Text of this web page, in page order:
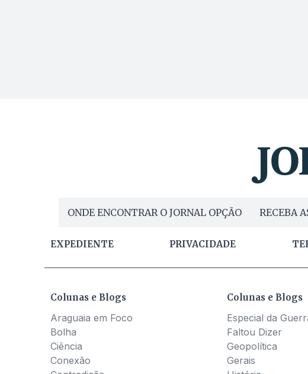
ONDE ENCONTRAR O JORNAL OPÇÃO RECEBA
EXPEDIENTE PRIVACIDADE
Colunas e Blogs
Araguaia em Foco
Bolha
Ciência
Conexão
Colunas e Blogs
Especial da
Faltou Dizer
Geopolítica
Gerais